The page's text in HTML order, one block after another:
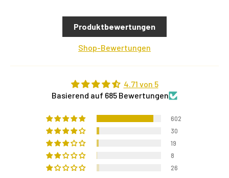
Produktbewertungen
Shop-Bewertungen
4.71 von 5
Basierend auf 685 Bewertungen
602
30
19
8
26